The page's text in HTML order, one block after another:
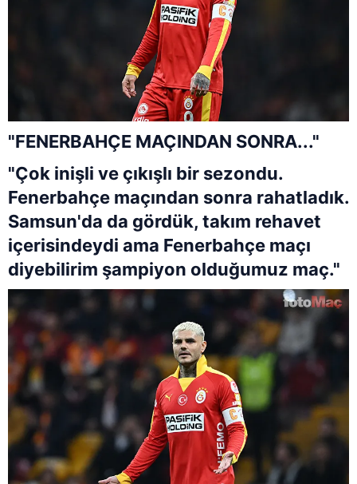
"FENERBAHÇE MAÇINDAN SONRA..."
"Çok inişli ve çıkışlı bir sezondu.
Fenerbahçe maçından sonra rahatladık.
Samsun'da da gördük, takım rehavet
içerisindeydi ama Fenerbahçe maçı
diyebilirim şampiyon olduğumuz maç."